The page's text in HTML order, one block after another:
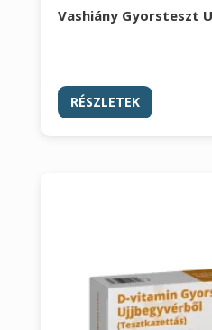
Vashiány Gyorsteszt
RÉSZLETEK